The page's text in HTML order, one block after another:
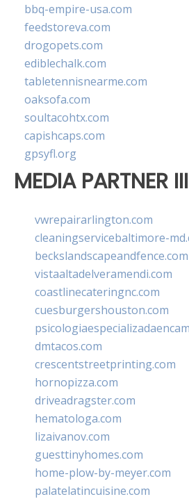
bbq-empire-usa.com
feedstoreva.com
drogopets.com
ediblechalk.com
tabletennisnearme.com
oaksofa.com
soultacohtx.com
capishcaps.com
gpsyfl.org
MEDIA PARTNER III
vwrepairarlington.com
cleaningservicebaltimore-
beckslandscapeandfence.com
vistaaltadelveramendi.com
coastlinecateringnc.com
cuesburgershouston.com
dmtacos.com
crescentstreetprinting.com
hornopizza.com
driveadragster.com
hematologa.com
lizaivanov.com
guesttinyhomes.com
home-plow-by-meyer.com
palatelatincuisine.com